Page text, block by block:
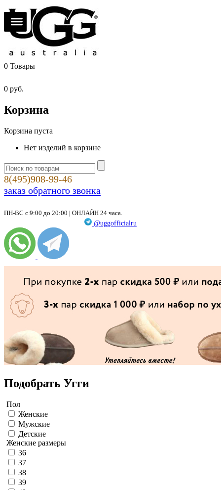
0 Товары
0 руб.
Корзина
Корзина пуста
Нет изделий в корзине
8(495)908-99-46
заказ обратного звонка
ПН-ВС с 9:00 до 20:00 | ОНЛАЙН 24 часа.
@uggofficialru
Подобрать Угги
Пол
Женские
Мужские
Детские
Женские размеры
36
37
38
39